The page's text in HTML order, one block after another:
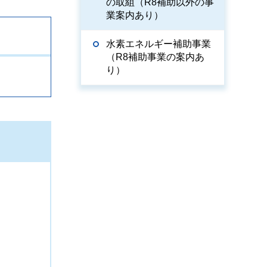
の取組（R8補助以外の事
業案内あり）
水素エネルギー補助事業
（R8補助事業の案内あ
り）